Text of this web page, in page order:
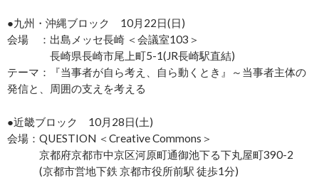
●九州・沖縄ブロック 10月22日(日)
会場 ：出島メッセ長崎 ＜会議室103＞
長崎県長崎市尾上町5-1(JR長崎駅直結)
テーマ：『当事者が自ら考え、自ら動くとき』～当事者主体の
発信と、周囲の支えを考える
●近畿ブロック 10月28日(土)
会場：QUESTION ＜Creative Commons＞
京都府京都市中京区河原町通御池下る下丸屋町390-2
(京都市営地下鉄 京都市役所前駅 徒歩1分)